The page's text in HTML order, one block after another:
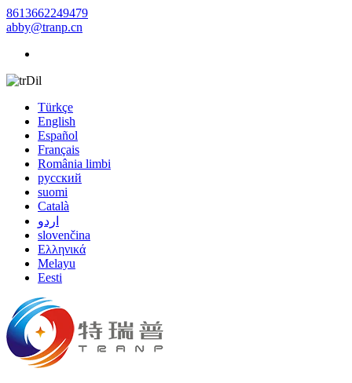
8613662249479
abby@tranp.cn
Dil
Türkçe
English
Español
Français
România limbi
русский
suomi
Català
اردو
slovenčina
Ελληνικά
Melayu
Eesti